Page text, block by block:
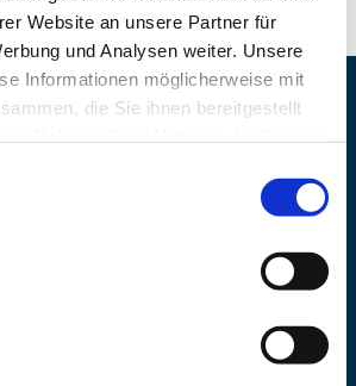
Website an unsere Partner für
und Analysen weiter. Unsere
Informationen möglicherweise mit
die Sie ihnen bereitgestellt
Datenschutzseite ändern.